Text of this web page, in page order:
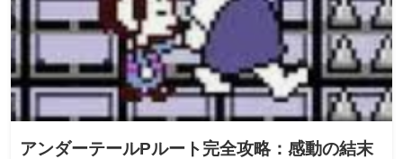
アンダーテールPルート完全攻略：感動の結末